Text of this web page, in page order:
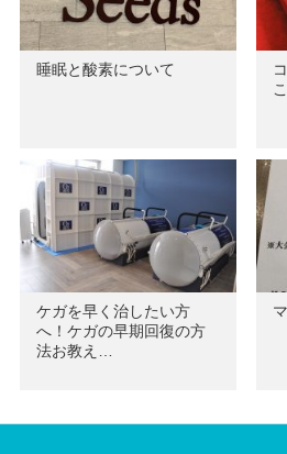
睡眠と酸素について
ケガを早く治したい方
へ！ケガの早期回復の方
法お教え…